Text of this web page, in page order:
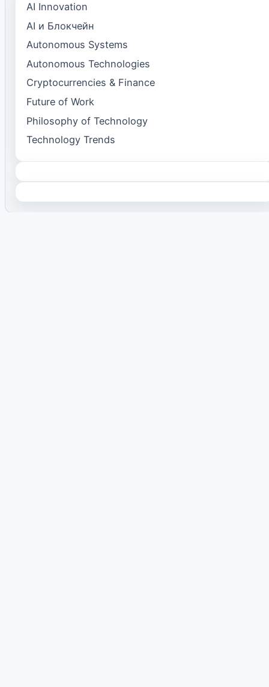
AI Innovation
AI и Блокчейн
Autonomous Systems
Autonomous Technologies
Cryptocurrencies & Finance
Future of Work
Philosophy of Technology
Technology Trends